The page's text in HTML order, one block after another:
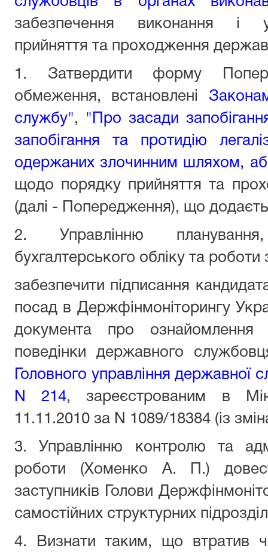
забезпечення виконання і
прийняття та проходження
1. Затвердити форму
обмеження, встановлені
службу", "Про засади
запобігання та протидію
одержаних злочинним шляхом,
щодо порядку прийняття та
(далі - Попередження), що
2. Управлінню
бухгалтерського обліку та
забезпечити підписання
посад в Держфінмоніторингу
документа про
поведінки державного
Головного управління державної
N 214, зареєстрованим в
11.11.2010 за N 1089/18384 (із
3. Управлінню контролю та
роботи (Хоменко А. П.)
заступників Голови
самостійних структурних
4. Визнати таким, що втратив